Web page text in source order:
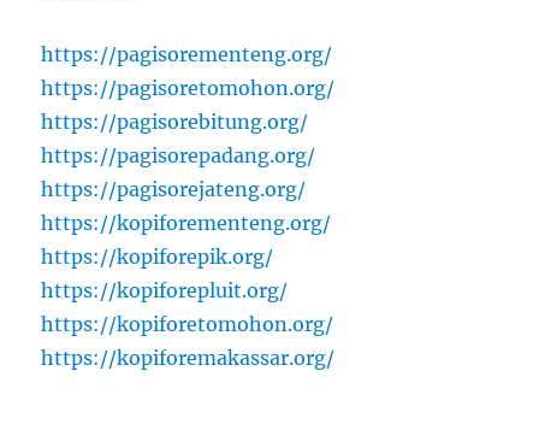
https://pagisorementeng.org/
https://pagisoretomohon.org/
https://pagisorebitung.org/
https://pagisorepadang.org/
https://pagisorejateng.org/
https://kopiforementeng.org/
https://kopiforepik.org/
https://kopiforepluit.org/
https://kopiforetomohon.org/
https://kopiforemakassar.org/